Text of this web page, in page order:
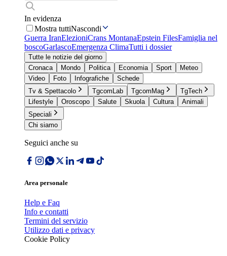
In evidenza
Mostra tuttiNascondi
Guerra IranElezioniCrans MontanaEpstein FilesFamiglia nel
boscoGarlascoEmergenza ClimaTutti i dossier
Tutte le notizie del giorno
Cronaca
Mondo Politica Economia Sport
Meteo
Video
Foto Infografiche
Schede
Tv & Spettacolo
TgcomLab TgcomMag
TgTech
Lifestyle
Oroscopo Salute Skuola Cultura
Animali
Speciali
Chi siamo
Seguici anche su
Area personale
Help e Faq
Info e contatti
Termini del servizio
Utilizzo dati e privacy
Cookie Policy